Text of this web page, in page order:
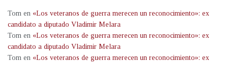
Tom en «Los veteranos de guerra merecen un reconocimiento»: ex
candidato a diputado Vladimir Melara
Tom en «Los veteranos de guerra merecen un reconocimiento»: ex
candidato a diputado Vladimir Melara
Tom en «Los veteranos de guerra merecen un reconocimiento»: ex